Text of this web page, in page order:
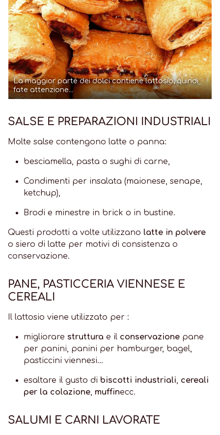
La maggior parte dei dolci contiene lattosio, quindi
fate attenzione...
SALSE E PREPARAZIONI INDUSTRIALI
Molte salse contengono latte o panna:
besciamella, pasta o sughi di carne,
Condimenti per insalata (maionese, senape,
ketchup),
Brodi e minestre in brick o in bustine.
Questi prodotti a volte utilizzano latte in polvere
o siero di latte per motivi di consistenza o
conservazione.
PANE, PASTICCERIA VIENNESE E
CEREALI
Il lattosio viene utilizzato per :
migliorare struttura e il conservazione pane
per panini, panini per hamburger, bagel,
pasticcini viennesi...
esaltare il gusto di biscotti industriali, cereali
per la colazione, muffinecc.
SALUMI E CARNI LAVORATE